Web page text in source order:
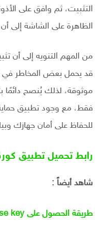
التثبيت، ثم وافق على
الظاهرة على الشاشة إلى
من المهم التنويه إلى أن
قد يحمل بعض المخاطر في
موثوقة، لذلك يُنصح دائمًا
فقط، مع وجود تطبيق
للحفاظ على أمان جهازك
رابط تحميل تطبيق
شاهد أيضاً :
طريقة الحصول على Camscanner premium license key